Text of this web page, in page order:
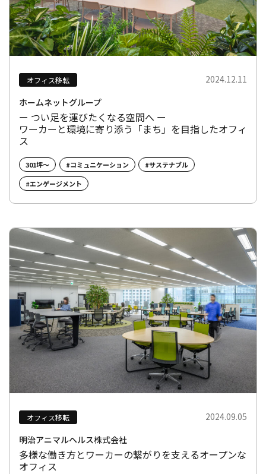
オフィス移転
2024.12.11
ホームネットグループ
ー つい足を運びたくなる空間へ ー
ワーカーと環境に寄り添う「まち」を目指したオフィ
ス
301坪～ #コミュニケーション
#サステナブル
#エンゲージメント
オフィス移転
2024.09.05
明治アニマルヘルス株式会社
多様な働き方とワーカーの繋がりを支えるオープンな
オフィス